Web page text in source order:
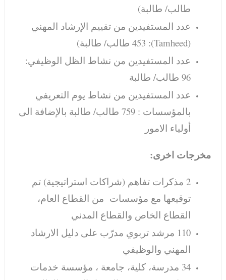
طالب/ طالبة)
عدد المستفيدين من تقييم الإرشاد المهني
(Tamheed): 453 طالب/ طالبة)
عدد المستفيدين من نشاط الظل الوظيفي:
96 طالب/ طالبة
عدد المستفيدين من نشاط يوم التعريفي
بالمؤسسات : 759 طالب/ طالبة بالإضافة الى
أولياء الامور
مخرجات اخرى:
2 مذكرات تفاهم (شراكات استراتيجية) تم
توقيعها مع مؤسسات من القطاع العام،
القطاع الخاص والقطاع المدني
110 مرشد تربوي مدرّب على دليل الارشاد
المهني والوظيفي
34 مدرسة، كلية، جامعة ، مؤسسة خدمات